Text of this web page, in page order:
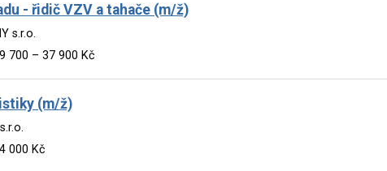
- řidič VZV a tahače (m/ž)
s.r.o.
700 – 37 900 Kč
(m/ž)
000 Kč